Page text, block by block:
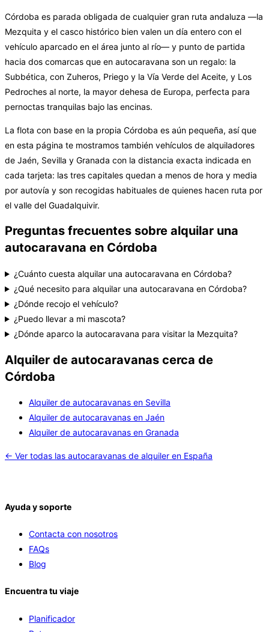
Córdoba es parada obligada de cualquier gran ruta andaluza —la
Mezquita y el casco histórico bien valen un día entero con el
vehículo aparcado en el área junto al río— y punto de partida
hacia dos comarcas que en autocaravana son un regalo: la
Subbética, con Zuheros, Priego y la Vía Verde del Aceite, y Los
Pedroches al norte, la mayor dehesa de Europa, perfecta para
pernoctas tranquilas bajo las encinas.
La flota con base en la propia Córdoba es aún pequeña, así que
en esta página te mostramos también vehículos de alquiladores
de Jaén, Sevilla y Granada con la distancia exacta indicada en
cada tarjeta: las tres capitales quedan a menos de hora y media
por autovía y son recogidas habituales de quienes hacen ruta por
el valle del Guadalquivir.
Preguntas frecuentes sobre alquilar una
autocaravana en Córdoba
¿Cuánto cuesta alquilar una autocaravana en Córdoba?
¿Qué necesito para alquilar una autocaravana en Córdoba?
¿Dónde recojo el vehículo?
¿Puedo llevar a mi mascota?
¿Dónde aparco la autocaravana para visitar la Mezquita?
Alquiler de autocaravanas cerca de
Córdoba
Alquiler de autocaravanas en Sevilla
Alquiler de autocaravanas en Jaén
Alquiler de autocaravanas en Granada
← Ver todas las autocaravanas de alquiler en España
Ayuda y soporte
Contacta con nosotros
FAQs
Blog
Encuentra tu viaje
Planificador